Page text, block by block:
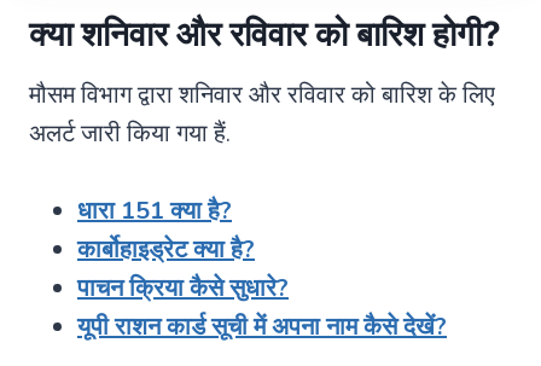
क्या शनिवार और रविवार को बारिश होगी?
मौसम विभाग द्वारा शनिवार और रविवार को बारिश के लिए
अलर्ट जारी किया गया हैं.
धारा 151 क्या है?
कार्बोहाइड्रेट क्या है?
पाचन क्रिया कैसे सुधारे?
यूपी राशन कार्ड सूची में अपना नाम कैसे देखें?